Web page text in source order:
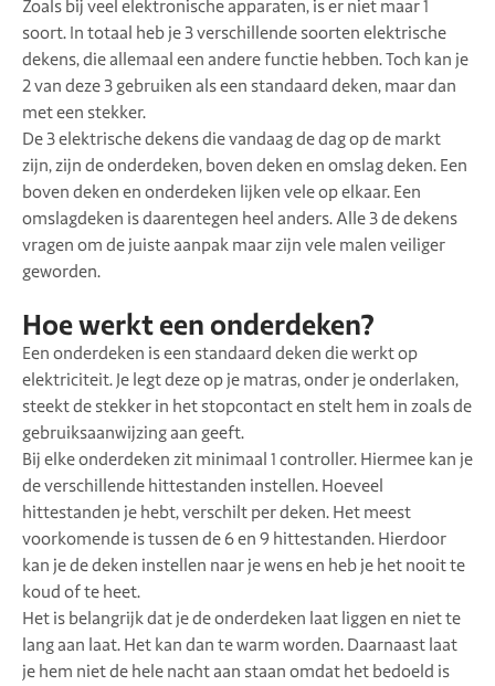
Zoals bij veel elektronische apparaten, is er niet maar 1
soort. In totaal heb je 3 verschillende soorten elektrische
dekens, die allemaal een andere functie hebben. Toch kan je
2 van deze 3 gebruiken als een standaard deken, maar dan
met een stekker.
De 3 elektrische dekens die vandaag de dag op de markt
zijn, zijn de onderdeken, boven deken en omslag deken. Een
boven deken en onderdeken lijken vele op elkaar. Een
omslagdeken is daarentegen heel anders. Alle 3 de dekens
vragen om de juiste aanpak maar zijn vele malen veiliger
geworden.
Hoe werkt een onderdeken?
Een onderdeken is een standaard deken die werkt op
elektriciteit. Je legt deze op je matras, onder je onderlaken,
steekt de stekker in het stopcontact en stelt hem in zoals de
gebruiksaanwijzing aan geeft.
Bij elke onderdeken zit minimaal 1 controller. Hiermee kan je
de verschillende hittestanden instellen. Hoeveel
hittestanden je hebt, verschilt per deken. Het meest
voorkomende is tussen de 6 en 9 hittestanden. Hierdoor
kan je de deken instellen naar je wens en heb je het nooit te
koud of te heet.
Het is belangrijk dat je de onderdeken laat liggen en niet te
lang aan laat. Het kan dan te warm worden. Daarnaast laat
je hem niet de hele nacht aan staan omdat het bedoeld is